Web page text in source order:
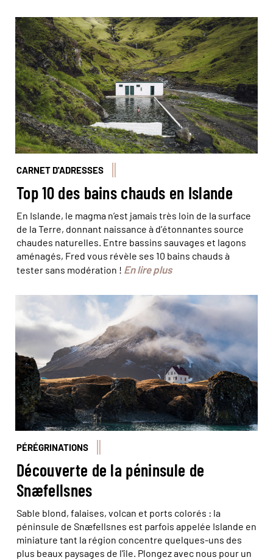
La piscine Laugafellslaug, au milieu de nulle part dans le
centre de l'Islande. © Karsten Winegeart/Unsplash
CARNET D'ADRESSES
Top 10 des bains chauds en Islande
En Islande, le magma n’est jamais très loin de la surface
de la Terre, donnant naissance à d’étonnantes source
chaudes naturelles. Entre bassins sauvages et lagons
aménagés, Fred vous révèle ses 10 bains chauds à
tester sans modération ! En lire plus
© Michalis Palis/stock adobe
PÉRÉGRINATIONS
Découverte de la péninsule de
Snæfellsnes
Sable blond, falaises, volcan et ports colorés : la
péninsule de Snæfellsnes est parfois appelée Islande en
miniature tant la région concentre quelques-uns des
plus beaux paysages de l'île. Plongez avec nous pour un